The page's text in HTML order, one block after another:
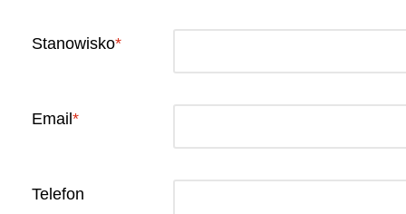
Stanowisko
Email
Telefon